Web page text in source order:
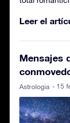
Leer el
Mensajes
Astrologia - 15